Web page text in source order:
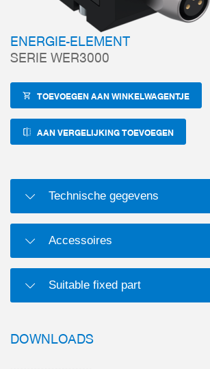
ENERGIE-ELEMENT
SERIE WER3000
TOEVOEGEN AAN WINKELWAGENTJE
AAN VERGELIJKING TOEVOEGEN
Technische gegevens
Accessoires
Suitable fixed part
DOWNLOADS